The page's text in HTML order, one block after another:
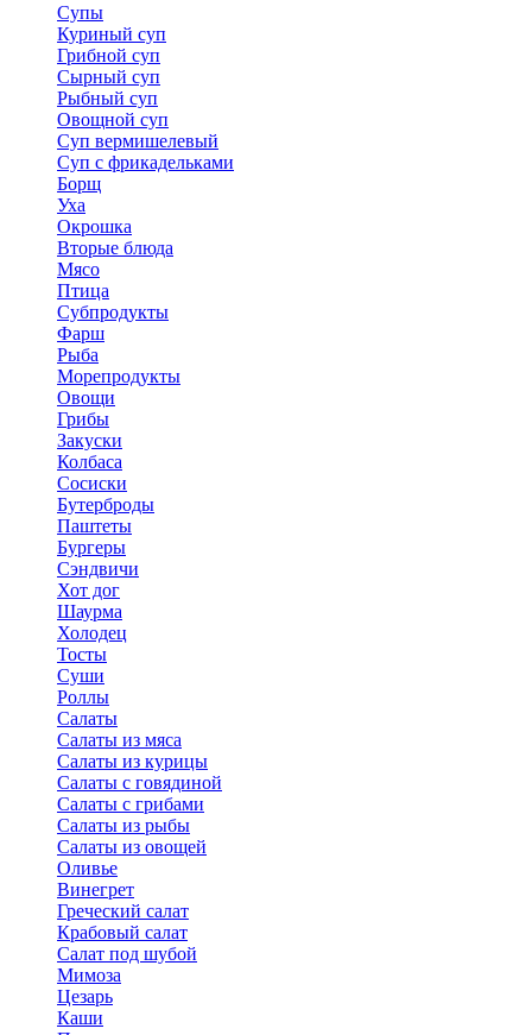
Супы
Куриный суп
Грибной суп
Сырный суп
Рыбный суп
Овощной суп
Суп вермишелевый
Суп с фрикадельками
Борщ
Уха
Окрошка
Вторые блюда
Мясо
Птица
Субпродукты
Фарш
Рыба
Морепродукты
Овощи
Грибы
Закуски
Колбаса
Сосиски
Бутерброды
Паштеты
Бургеры
Сэндвичи
Хот дог
Шаурма
Холодец
Тосты
Суши
Роллы
Салаты
Салаты из мяса
Салаты из курицы
Салаты с говядиной
Салаты с грибами
Салаты из рыбы
Салаты из овощей
Оливье
Винегрет
Греческий салат
Крабовый салат
Салат под шубой
Мимоза
Цезарь
Каши